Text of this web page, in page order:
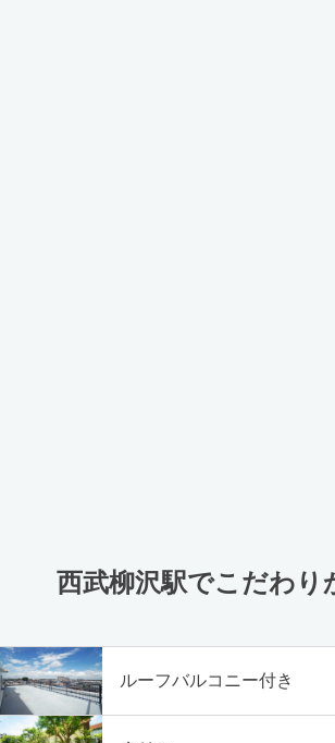
西武柳沢駅でこだわり
ルーフバルコニー付き